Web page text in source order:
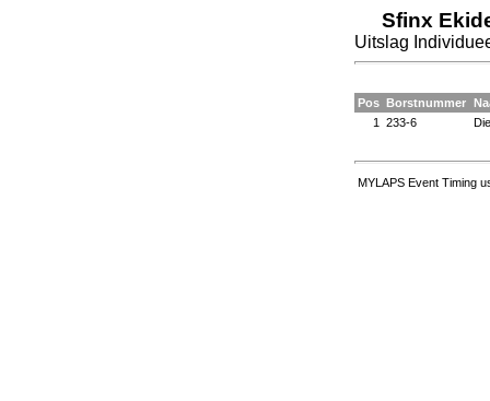
Sfinx
Uitslag
Pos Borstnummer
1
233-6
MYLAPS Event Timing